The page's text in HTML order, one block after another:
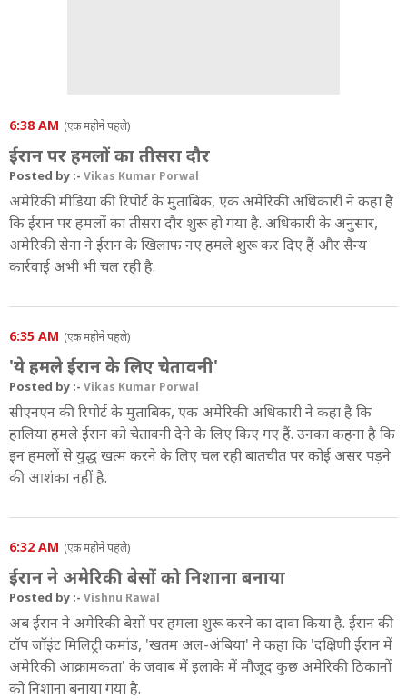
6:38 AM (एक महीने पहले)
ईरान पर हमलों का तीसरा दौर
Posted by :- Vikas Kumar Porwal
अमेरिकी मीडिया की रिपोर्ट के मुताबिक, एक अमेरिकी अधिकारी ने कहा है
कि ईरान पर हमलों का तीसरा दौर शुरू हो गया है. अधिकारी के अनुसार,
अमेरिकी सेना ने ईरान के खिलाफ नए हमले शुरू कर दिए हैं और सैन्य
कार्रवाई अभी भी चल रही है.
6:35 AM (एक महीने पहले)
'ये हमले ईरान के लिए चेतावनी'
Posted by :- Vikas Kumar Porwal
सीएनएन की रिपोर्ट के मुताबिक, एक अमेरिकी अधिकारी ने कहा है कि
हालिया हमले ईरान को चेतावनी देने के लिए किए गए हैं. उनका कहना है कि
इन हमलों से युद्ध खत्म करने के लिए चल रही बातचीत पर कोई असर पड़ने
की आशंका नहीं है.
6:32 AM (एक महीने पहले)
ईरान ने अमेरिकी बेसों को निशाना बनाया
Posted by :- Vishnu Rawal
अब ईरान ने अमेरिकी बेसों पर हमला शुरू करने का दावा किया है. ईरान की
टॉप जॉइंट मिलिट्री कमांड, 'खतम अल-अंबिया' ने कहा कि 'दक्षिणी ईरान में
अमेरिकी आक्रामकता' के जवाब में इलाके में मौजूद कुछ अमेरिकी ठिकानों
को निशाना बनाया गया है.